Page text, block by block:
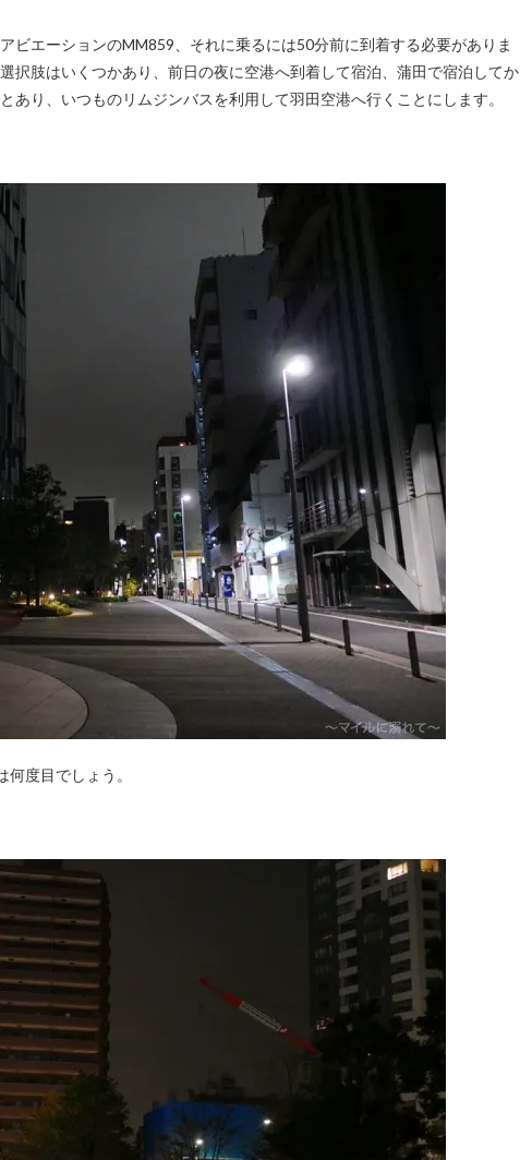
択肢はいくつかあり、前日の夜に空港へ到着して宿泊、蒲田で宿泊してか
あり、いつものリムジンバスを利用して羽田空港へ行くことにします。
度目でしょう。